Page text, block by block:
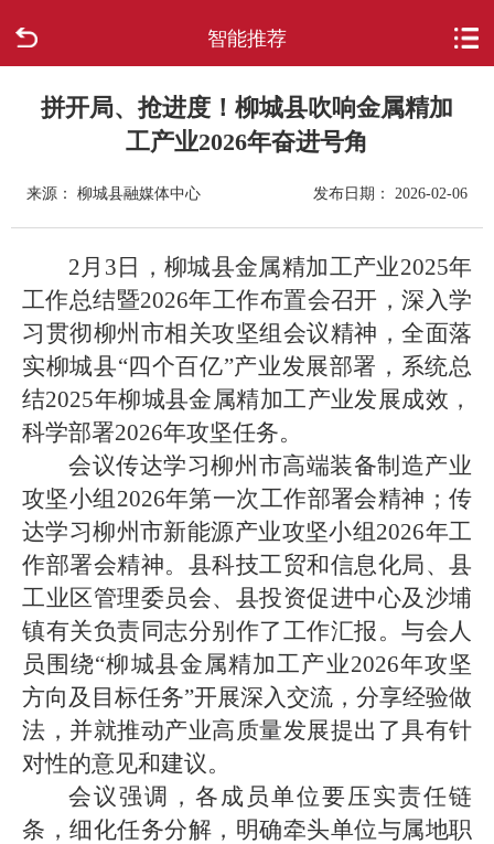
智能推荐
走进柳城
政府信息公开
网上办事
互动回应
数据专题
拼开局、抢进度！柳城县吹响金属精加
工产业2026年奋进号角
来源： 柳城县融媒体中心 发布日期： 2026-02-06
2月3日，柳城县金属精加工产业2025年
工作总结暨2026年工作布置会召开，深入学
习贯彻柳州市相关攻坚组会议精神，全面落
实柳城县“四个百亿”产业发展部署，系统总
结2025年柳城县金属精加工产业发展成效，
科学部署2026年攻坚任务。
会议传达学习柳州市高端装备制造产业
攻坚小组2026年第一次工作部署会精神；传
达学习柳州市新能源产业攻坚小组2026年工
作部署会精神。县科技工贸和信息化局、县
工业区管理委员会、县投资促进中心及沙埔
镇有关负责同志分别作了工作汇报。与会人
员围绕“柳城县金属精加工产业2026年攻坚
方向及目标任务”开展深入交流，分享经验做
法，并就推动产业高质量发展提出了具有针
对性的意见和建议。
会议强调，各成员单位要压实责任链
条，细化任务分解，明确牵头单位与属地职